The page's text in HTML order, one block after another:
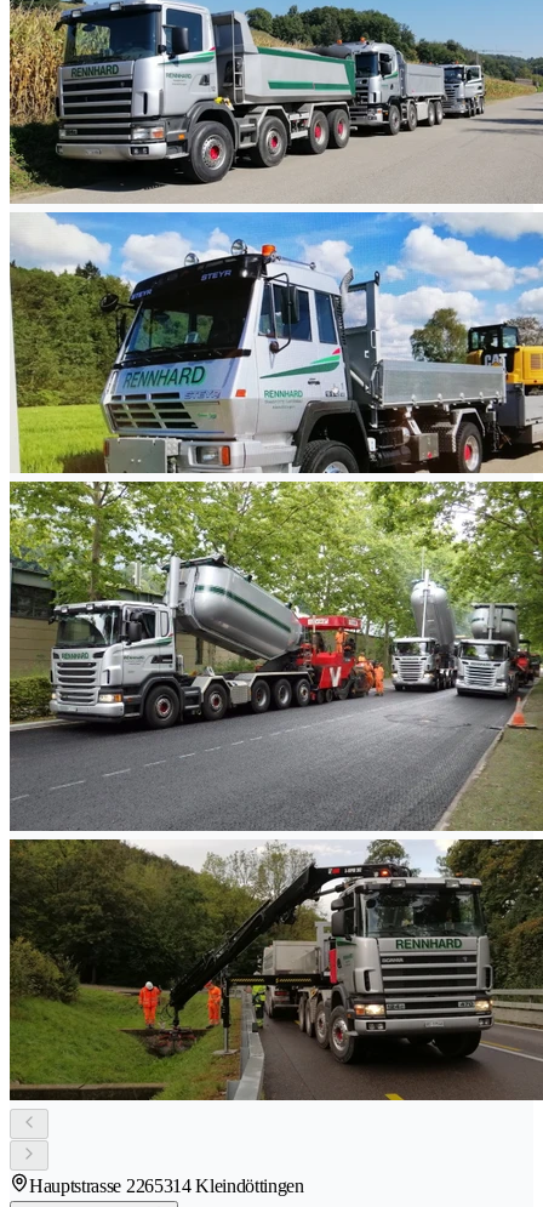
Hauptstrasse 2265314 Kleindöttingen